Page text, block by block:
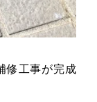
修工事が完成